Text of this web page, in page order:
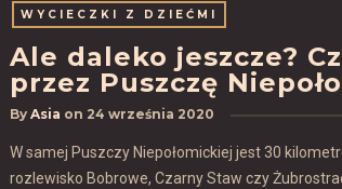
WYCIECZKI Z DZIEĆMI
Ale daleko jeszcze?
przez Puszczę
By Asia on 24 września 2020
W samej Puszczy Niepołomickiej jest 30
rozlewisko Bobrowe, Czarny Staw czy